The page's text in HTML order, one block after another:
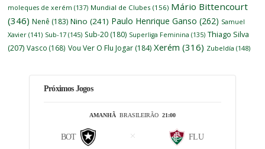
moleques de xerém (137) Mundial de Clubes (156) Mário Bittencourt
(346) Nenê (183) Nino (241) Paulo Henrique Ganso (262) Samuel
Xavier (141) Sub-17 (145) Sub-20 (180) Superliga Feminina (135) Thiago Silva
(207) Vasco (168) Vou Ver O Flu Jogar (184) Xerém (316) Zubeldía (148)
Próximos Jogos
AMANHÃBRASILEIRÃO 21:00
BOT FLU